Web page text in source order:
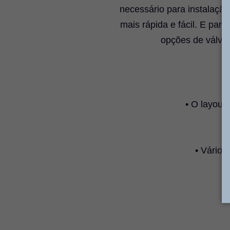
necessário para
mais rápida e fácil. E
opções de
• O layout
•